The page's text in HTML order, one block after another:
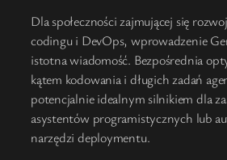
Dla społeczności zajmującej się
codingu i DevOps, wprowadzenie
istotna wiadomość. Bezpośrednia
kątem kodowania i długich zadań
potencjalnie idealnym silnikiem dla
asystentów programistycznych lub
narzędzi deploymentu.